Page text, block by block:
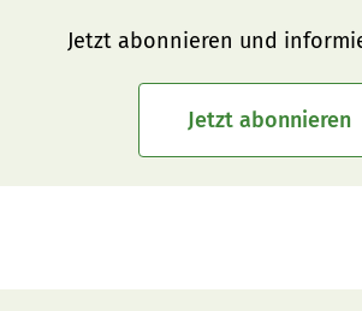
Jetzt abonnieren und
Jetzt abonnieren